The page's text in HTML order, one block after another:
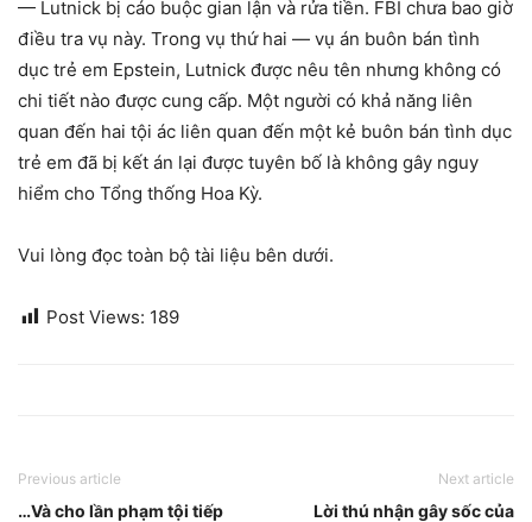
— Lutnick bị cáo buộc gian lận và rửa tiền. FBI chưa bao giờ
điều tra vụ này. Trong vụ thứ hai — vụ án buôn bán tình
dục trẻ em Epstein, Lutnick được nêu tên nhưng không có
chi tiết nào được cung cấp. Một người có khả năng liên
quan đến hai tội ác liên quan đến một kẻ buôn bán tình dục
trẻ em đã bị kết án lại được tuyên bố là không gây nguy
hiểm cho Tổng thống Hoa Kỳ.
Vui lòng đọc toàn bộ tài liệu bên dưới.
Post Views: 189
Previous article
…Và cho lần phạm tội tiếp
Next article
Lời thú nhận gây sốc của